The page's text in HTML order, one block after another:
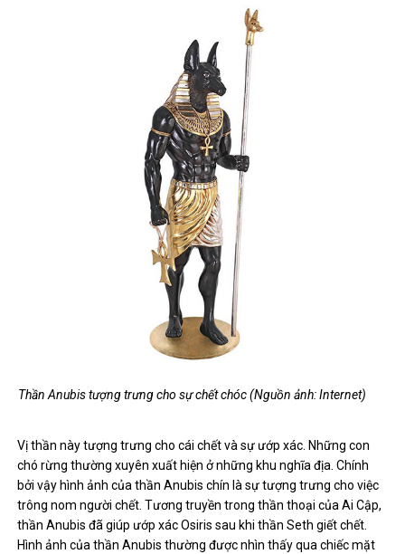
Thần Anubis tượng trưng cho sự chết chóc (Nguồn ảnh: Internet)
Vị thần này tượng trưng cho cái chết và sự ướp xác. Những con
chó rừng thường xuyên xuất hiện ở những khu nghĩa địa. Chính
bởi vậy hình ảnh của thần Anubis chín là sự tượng trưng cho việc
trông nom người chết. Tương truyền trong thần thoại của Ai Cập,
thần Anubis đã giúp ướp xác Osiris sau khi thần Seth giết chết.
Hình ảnh của thần Anubis thường được nhìn thấy qua chiếc mặt